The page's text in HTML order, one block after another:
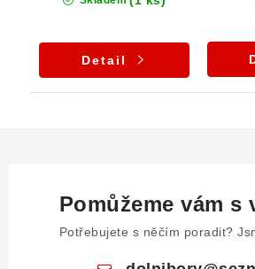
Detail
Pomůžeme vám s
Potřebujete s něčím poradit?